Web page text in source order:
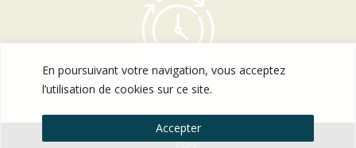
En poursuivant votre navigation, vous acceptez
l’utilisation de cookies sur ce site.
Accepter
Durabilité